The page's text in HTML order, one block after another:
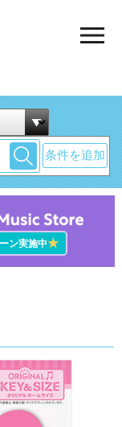
条件を追加
ン実施中★